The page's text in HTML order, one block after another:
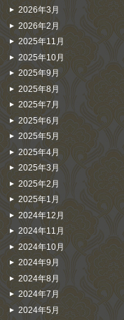
2026年3月
2026年2月
2025年11月
2025年10月
2025年9月
2025年8月
2025年7月
2025年6月
2025年5月
2025年4月
2025年3月
2025年2月
2025年1月
2024年12月
2024年11月
2024年10月
2024年9月
2024年8月
2024年7月
2024年5月